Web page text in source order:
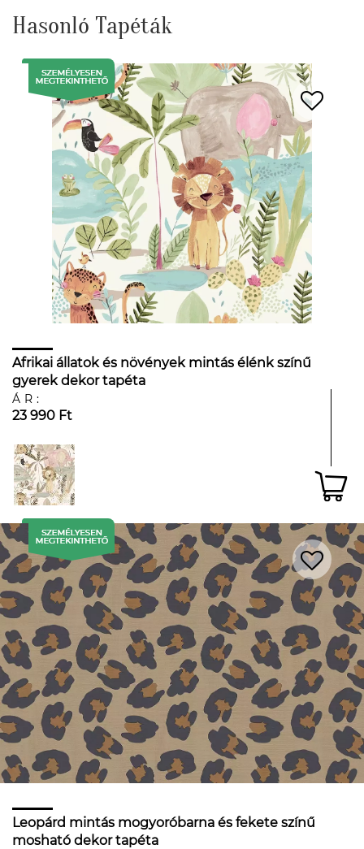
Hasonló Tapéták
Afrikai állatok és növények mintás élénk színű
gyerek dekor tapéta
ÁR:
23 990 Ft
Leopárd mintás mogyoróbarna és fekete színű
mosható dekor tapéta